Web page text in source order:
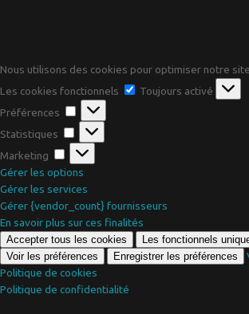
Nous utilisons des cookies pour optimiser notre
Les cookies fonctionnels
Les
Toujours activé
Préférences
Préférences
Statistiques Statistiques
Marketing
Marketing
Gérer les options
Gérer les services
Gérer {vendor_count} fournisseurs
En savoir plus sur ces finalités
Accepter tous les cookies
Les fonctionnels
Voir les préférences
Enregistrer les préférences
Politique de cookies
Politique de confidentialité